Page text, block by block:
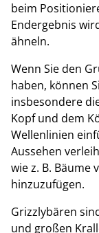
beim
Endergebnis
ähneln.
Wenn Sie den
haben, können
insbesondere
Kopf und dem
Wellenlinien
Aussehen
wie z. B. Bäume
hinzuzufügen.
Grizzlybären
und großen